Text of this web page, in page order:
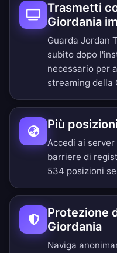
Trasmetti
Giordania
Guarda Jordan
subito dopo
necessario per
streaming della
Più
Accedi ai server
barriere di
534 posizioni
Protezione
Giordania
Naviga